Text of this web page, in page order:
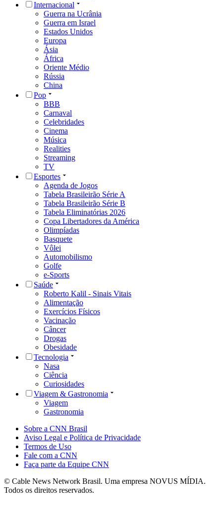
Internacional
Guerra na Ucrânia
Guerra em Israel
Estados Unidos
Europa
Ásia
África
Oriente Médio
Rússia
China
Pop
BBB
Carnaval
Celebridades
Cinema
Música
Realities
Streaming
TV
Esportes
Agenda de Jogos
Tabela Brasileirão Série A
Tabela Brasileirão Série B
Tabela Eliminatórias 2026
Copa Libertadores da América
Olimpíadas
Basquete
Vôlei
Automobilismo
Golfe
e-Sports
Saúde
Roberto Kalil - Sinais Vitais
Alimentação
Exercícios Físicos
Vacinação
Câncer
Drogas
Obesidade
Tecnologia
Nasa
Ciência
Curiosidades
Viagem & Gastronomia
Viagem
Gastronomia
Sobre a CNN Brasil
Aviso Legal e Política de Privacidade
Termos de Uso
Fale com a CNN
Faça parte da Equipe CNN
© Cable News Network Brasil. Uma empresa NOVUS MÍDIA.
Todos os direitos reservados.